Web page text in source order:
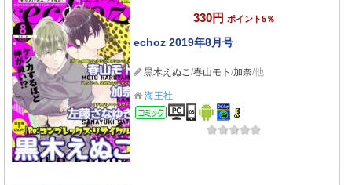
330円 ポイント5％
echoz 2019年8月号
黒木えぬこ/春山モト /加奈/他
海王社
コミック